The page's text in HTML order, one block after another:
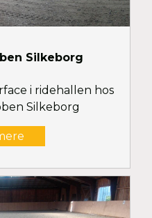
Silkeborg
i ridehallen hos
Silkeborg